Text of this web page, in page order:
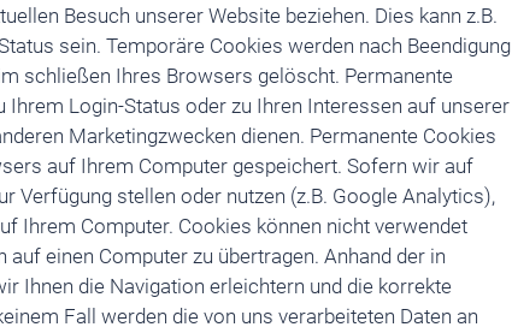
Besuch unserer Website beziehen. Dies kann z.B.
sein. Temporäre Cookies werden nach Beendigung
schließen Ihres Browsers gelöscht. Permanente
Login-Status oder zu Ihren Interessen auf unserer
Marketingzwecken dienen. Permanente Cookies
auf Ihrem Computer gespeichert. Sofern wir auf
Verfügung stellen oder nutzen (z.B. Google Analytics),
Ihrem Computer. Cookies können nicht verwendet
einen Computer zu übertragen. Anhand der in
Ihnen die Navigation erleichtern und die korrekte
Fall werden die von uns verarbeiteten Daten an